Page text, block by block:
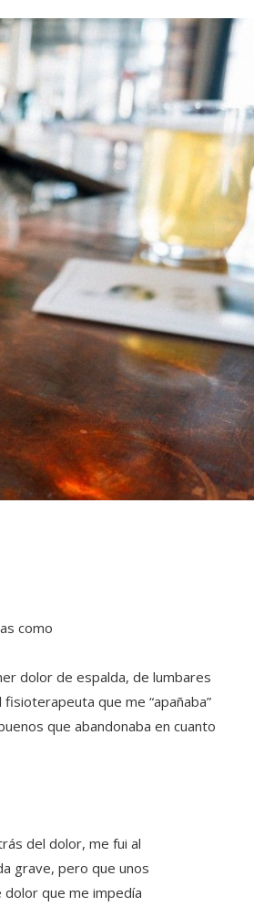
como
dolor de espalda, de lumbares
que me “apañaba”
que abandonaba en cuanto
del dolor, me fui al
grave, pero que unos
dolor que me impedía
Compartir
en
Compartir